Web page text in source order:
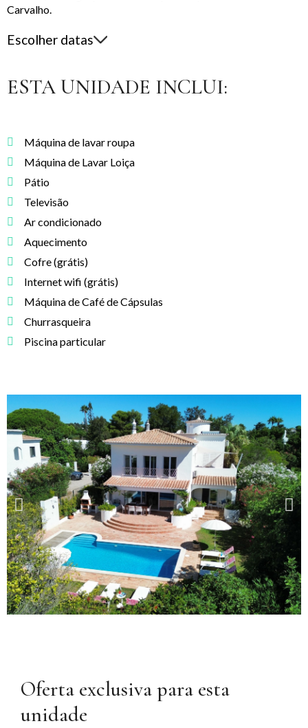
Carvalho.
Escolher datas
ESTA UNIDADE INCLUI:
Máquina de lavar roupa
Máquina de Lavar Loiça
Pátio
Televisão
Ar condicionado
Aquecimento
Cofre (grátis)
Internet wifi (grátis)
Máquina de Café de Cápsulas
Churrasqueira
Piscina particular
Oferta exclusiva para esta
unidade